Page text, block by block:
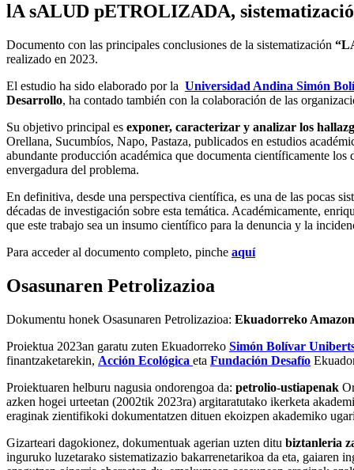
lA sALUD pETROLIZADA,
Documento con las principales conclusiones de la sistematización
realizado en 2023.
El estudio ha sido elaborado por la Universidad Andina Simón
Desarrollo, ha contado también con la colaboración de las
Su objetivo principal es exponer, caracterizar y analizar los
Orellana, Sucumbíos, Napo, Pastaza, publicados en estudios
abundante producción académica que documenta científicamente los
envergadura del problema.
En definitiva, desde una perspectiva científica, es una de las pocas
décadas de investigación sobre esta temática. Académicamente,
que este trabajo sea un insumo científico para la denuncia y la
Para acceder al documento completo, pinche aquí
Osasunaren Petrolizazioa
Dokumentu honek Osasunaren Petrolizazioa: Ekuadorreko
Proiektua 2023an garatu zuten Ekuadorreko Simón Bolívar
finantzaketarekin, Acción Ecológica eta Fundación Desafío
Proiektuaren helburu nagusia ondorengoa da: petrolio-ustiapenak
azken hogei urteetan (2002tik 2023ra) argitaratutako ikerketa
eraginak zientifikoki dokumentatzen dituen ekoizpen akademiko
Gizarteari dagokionez, dokumentuak agerian uzten ditu biztanleria
inguruko luzetarako sistematizazio bakarrenetarikoa da eta,